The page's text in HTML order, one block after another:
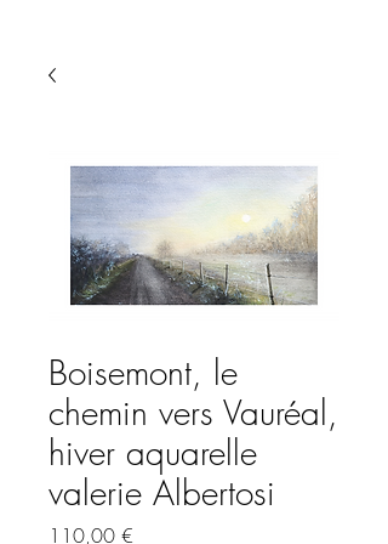
Boisemont, le
chemin vers Vauréal,
hiver aquarelle
valerie Albertosi
110,00 €